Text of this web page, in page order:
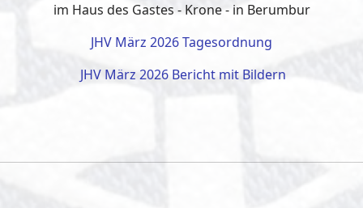
im Haus des Gastes - Krone - in Berumbur
JHV März 2026 Tagesordnung
JHV März 2026 Bericht mit Bildern